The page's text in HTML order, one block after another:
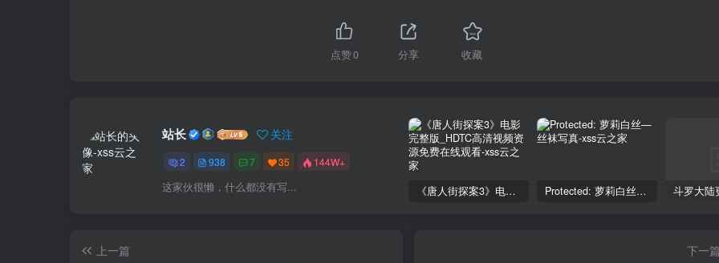
点赞0 分享 收藏
站长 关注
2 938 7 35 144W+
这家伙很懒，什么都没有写... 《唐人街探案3》电影完整版_HDTC高清视频资源免费在线观看 Protected: 萝莉白丝—丝袜写真
上一篇
下一